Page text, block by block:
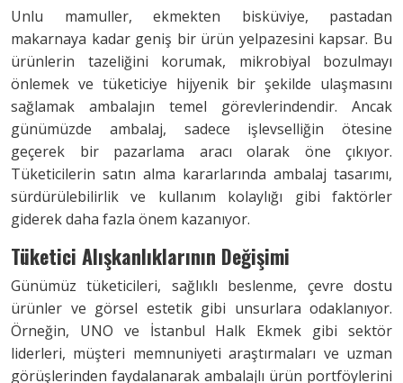
Unlu mamuller, ekmekten bisküviye, pastadan
makarnaya kadar geniş bir ürün yelpazesini kapsar. Bu
ürünlerin tazeliğini korumak, mikrobiyal bozulmayı
önlemek ve tüketiciye hijyenik bir şekilde ulaşmasını
sağlamak ambalajın temel görevlerindendir. Ancak
günümüzde ambalaj, sadece işlevselliğin ötesine
geçerek bir pazarlama aracı olarak öne çıkıyor.
Tüketicilerin satın alma kararlarında ambalaj tasarımı,
sürdürülebilirlik ve kullanım kolaylığı gibi faktörler
giderek daha fazla önem kazanıyor.
Tüketici Alışkanlıklarının Değişimi
Günümüz tüketicileri, sağlıklı beslenme, çevre dostu
ürünler ve görsel estetik gibi unsurlara odaklanıyor.
Örneğin, UNO ve İstanbul Halk Ekmek gibi sektör
liderleri, müşteri memnuniyeti araştırmaları ve uzman
görüşlerinden faydalanarak ambalajlı ürün portföylerini